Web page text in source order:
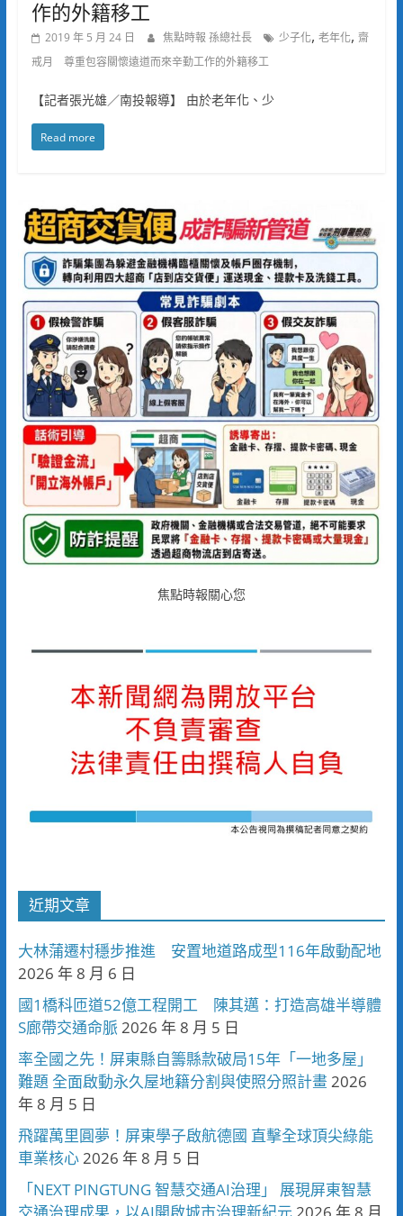
作的外籍移工
2019 年 5 月 24 日 焦點時報 孫總社長 少子化, 老年化, 齋
戒月 尊重包容關懷遠道而來辛勤工作的外籍移工
【記者張光雄／南投報導】 由於老年化、少
Read more
焦點時報關心您
近期文章
大林蒲遷村穩步推進 安置地道路成型116年啟動配地
2026 年 8 月 6 日
國1橋科匝道52億工程開工 陳其邁：打造高雄半導體
S廊帶交通命脈 2026 年 8 月 5 日
率全國之先！屏東縣自籌縣款破局15年「一地多屋」
難題 全面啟動永久屋地籍分割與使照分照計畫 2026
年 8 月 5 日
飛躍萬里圓夢！屏東學子啟航德國 直擊全球頂尖綠能
車業核心 2026 年 8 月 5 日
「NEXT PINGTUNG 智慧交通AI治理」 展現屏東智慧
交通治理成果，以AI開啟城市治理新紀元 2026 年 8 月